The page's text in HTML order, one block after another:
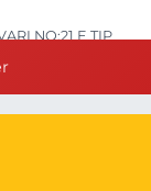
NO:21 E TIP
B ESKİ DEVLET